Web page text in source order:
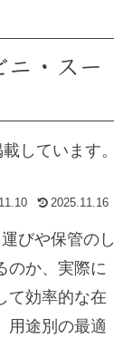
・スー
しています。
2025.11.16
びや保管のし
のか、実際に
て効率的な在
用途別の最適